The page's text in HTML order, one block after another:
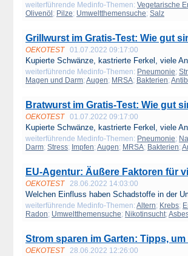
weiterführende Medinfo-Themen: Vegetarische
Olivenöl ; Pilze; Umweltthemensuche; Salz
Grillwurst im Gratis-Test: Wie gut
OEKOTEST 01.07.2022 09:17:00
Kupierte Schwänze, kastrierte Ferkel, viele
weiterführende Medinfo-Themen: Pneumonie;
Magen und Darm; Augen; MRSA; Bakterien;
Bratwurst im Gratis-Test: Wie gut
OEKOTEST 01.07.2022 09:17:00
Kupierte Schwänze, kastrierte Ferkel, viele
weiterführende Medinfo-Themen: Pneumonie;
Darm; Stress; Impfen; Augen; MRSA; Bakterien;
EU-Agentur: Äußere Faktoren für
OEKOTEST 28.06.2022 14:03:00
Welchen Einfluss haben Schadstoffe in der
weiterführende Medinfo-Themen: Altern; Krebs;
Radon; Umweltthemensuche; Nikotinsucht;
Strom sparen im Garten: Tipps,
OEKOTEST 28.06.2022 12:26:00